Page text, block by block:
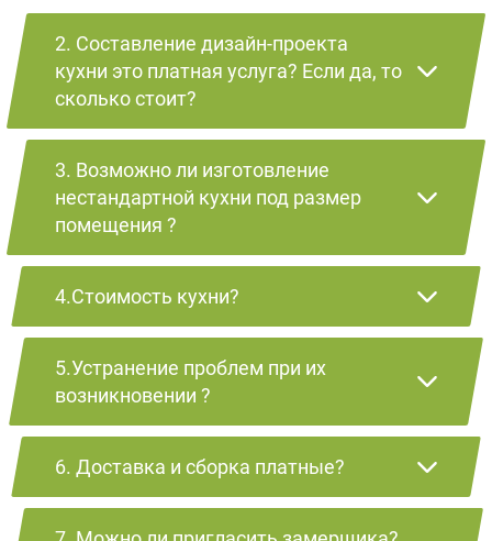
2. Составление дизайн-проекта
кухни это платная услуга? Если да, то
сколько стоит?
3. Возможно ли изготовление
нестандартной кухни под размер
помещения ?
4.Стоимость кухни?
5.Устранение проблем при их
возникновении ?
6. Доставка и сборка платные?